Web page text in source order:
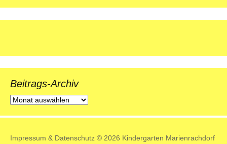
Beitrags-Archiv
Beitrags-
Impressum & Datenschutz © 2026 Kindergarten Marienrachdorf